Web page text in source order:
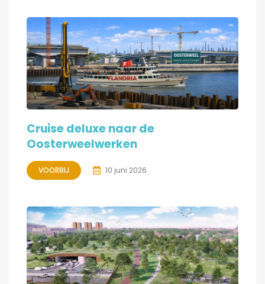
Cruise deluxe naar de
Oosterweelwerken
VOORBIJ 10 juni 2026